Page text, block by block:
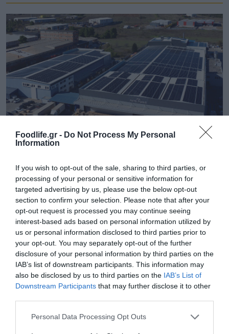
Foodlife.gr - Do Not Process My Personal
Information
If you wish to opt-out of the sale, sharing to third parties, or
processing of your personal or sensitive information for
targeted advertising by us, please use the below opt-out
section to confirm your selection. Please note that after your
opt-out request is processed you may continue seeing
interest-based ads based on personal information utilized by
us or personal information disclosed to third parties prior to
your opt-out. You may separately opt-out of the further
disclosure of your personal information by third parties on the
IAB’s list of downstream participants. This information may
also be disclosed by us to third parties on the IAB’s List of
Downstream Participants that may further disclose it to other
Please note that this website/app uses one or more Google
Personal Data Processing Opt Outs
05.08.2026
Παπουτσάνης: Αύξηση 5% του κύκλου
εργασιών το α’ εξάμηνο – Στο 55% οι
εξαγωγές